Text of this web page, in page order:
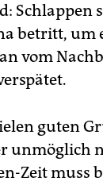
Schlappen
betritt, um
vom
guten
unmöglich
Zeit muss